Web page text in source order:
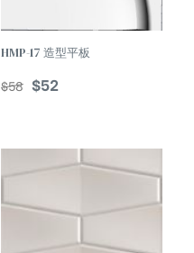
HMP-17 造型平板
$58 $52